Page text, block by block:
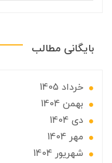
بایگانی مطالب
خرداد 1405
بهمن 1404
دی 1404
مهر 1404
شهریور 1404